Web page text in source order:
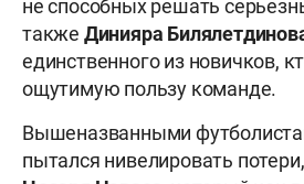
не способных решать
также Динияра
единственного из новичков,
ощутимую пользу команде.
Вышеназванными
пытался нивелировать